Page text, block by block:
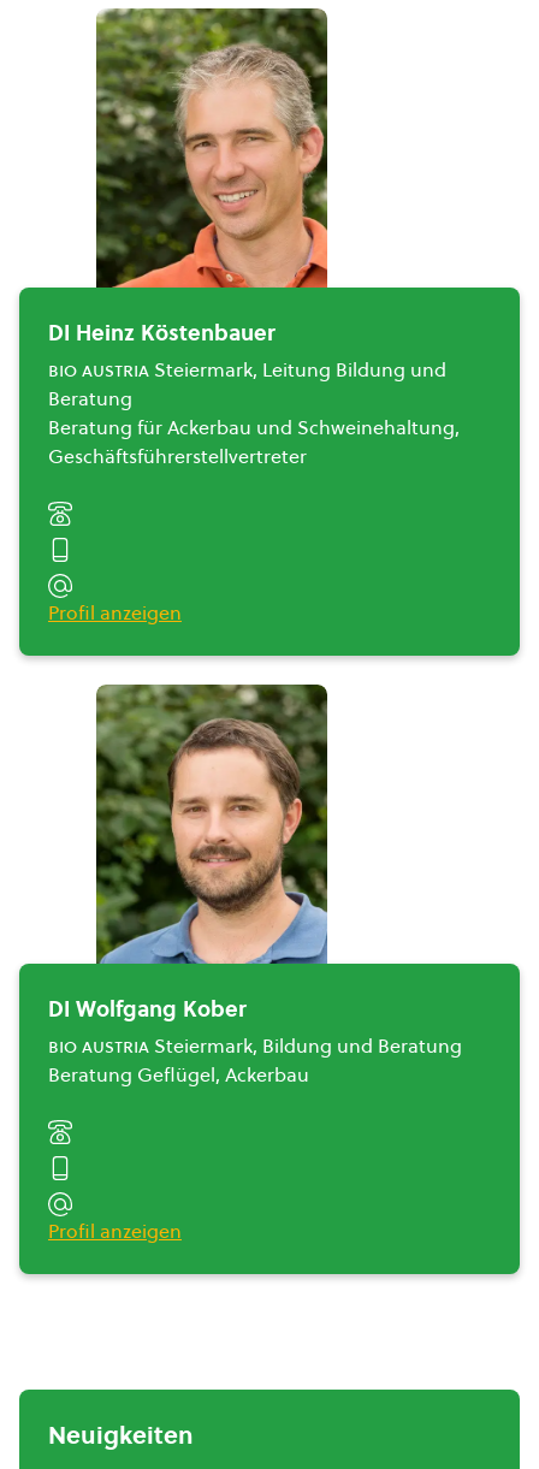
DI Heinz Köstenbauer
bio austria Steiermark, Leitung Bildung und
Beratung
Beratung für Ackerbau und Schweinehaltung,
Geschäftsführerstellvertreter
Profil anzeigen
DI Wolfgang Kober
bio austria Steiermark, Bildung und Beratung
Beratung Geflügel, Ackerbau
Profil anzeigen
Neuigkeiten